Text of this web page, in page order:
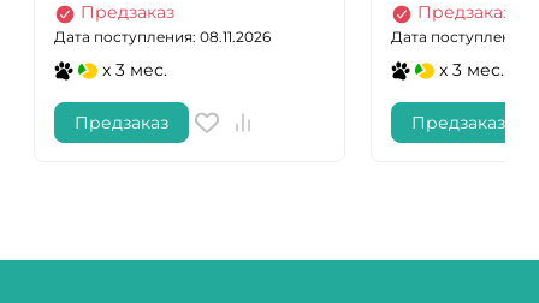
Предзаказ
Дата поступления: 08.11.2026
x 3 мес.
Предзаказ
Предзаказ
Дата поступления:
x 3 мес.
Предзаказ